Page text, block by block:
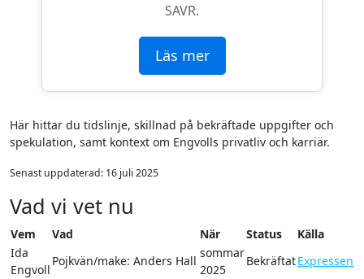
SAVR.
Läs mer
Här hittar du tidslinje, skillnad på bekräftade uppgifter och
spekulation, samt kontext om Engvolls privatliv och karriär.
Senast uppdaterad: 16 juli 2025
Vad vi vet nu
Vem Vad När Status
Källa
Ida
Engvoll
Pojkvän/make: Anders Hall
sommar
2025
BekräftatExpressen